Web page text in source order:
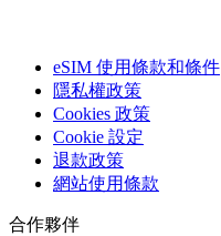
eSIM 使用條款和條件
隱私權政策
Cookies 政策
Cookie 設定
退款政策
網站使用條款
合作夥伴